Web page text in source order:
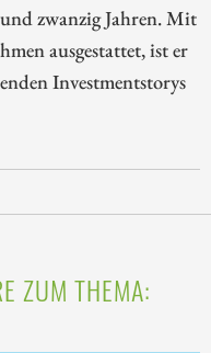
zwanzig Jahren. Mit
ausgestattet, ist er
Investmentstorys
ZUM THEMA: